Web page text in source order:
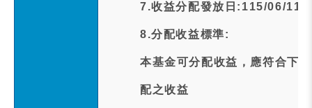
7.收益分配發放日:115/06/11
8.分配收益標準:
本基金可分配收益，應符合下
配之收益